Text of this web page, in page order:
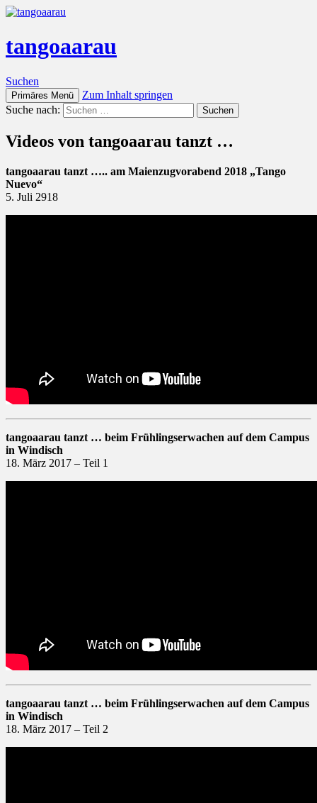
tangoaarau
Suchen
Primäres Menü
Zum Inhalt springen
Suche nach:
Videos von tangoaarau tanzt …
tangoaarau tanzt ….. am Maienzugvorabend 2018 „Tango
Nuevo“
5. Juli 2918
tangoaarau tanzt … beim Frühlingserwachen auf dem Campus
in Windisch
18. März 2017 – Teil 1
tangoaarau tanzt … beim Frühlingserwachen auf dem Campus
in Windisch
18. März 2017 – Teil 2